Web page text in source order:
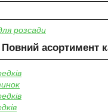
розсади
Повний асортимент